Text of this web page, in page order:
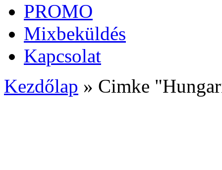
PROMO
Mixbeküldés
Kapcsolat
Kezdőlap » Cimke